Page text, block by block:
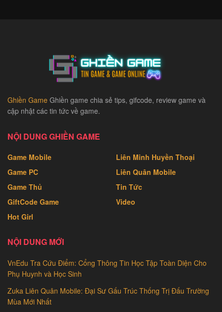
Ghiền Game Ghiền game chia sẻ tips, gifcode, review game và
cập nhật các tin tức về game.
NỘI DUNG GHIỀN GAME
Game Mobile
Game PC
Game Thủ
GiftCode Game
Hot Girl
Liên Minh Huyền Thoại
Liên Quân Mobile
Tin Tức
Video
NỘI DUNG MỚI
VnEdu Tra Cứu Điểm: Cổng Thông Tin Học Tập Toàn Diện Cho
Phụ Huynh và Học Sinh
Zuka Liên Quân Mobile: Đại Sư Gấu Trúc Thống Trị Đấu Trường
Mùa Mới Nhất